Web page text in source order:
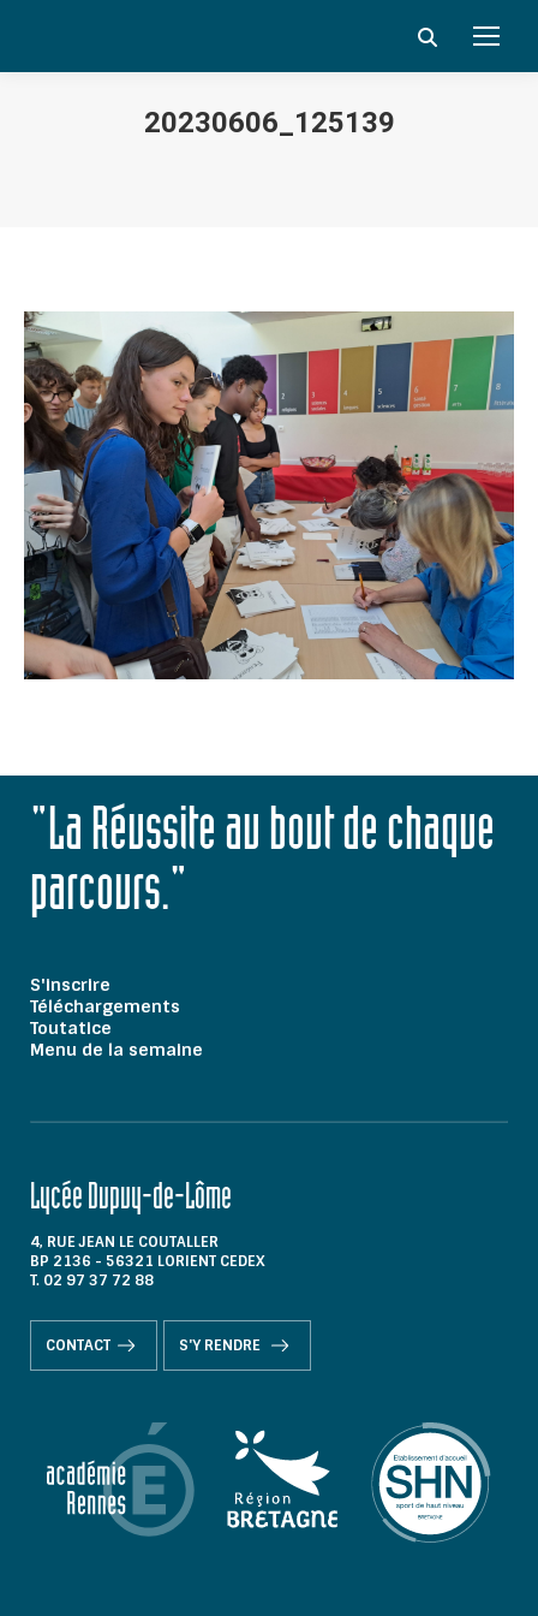
Search:
20230606_125139
"La Réussite au bout de chaque
parcours."
S'inscrire
Téléchargements
Toutatice
Menu de la semaine
Lycée Dupuy-de-Lôme
4, RUE JEAN LE COUTALLER
BP 2136 - 56321 LORIENT CEDEX
T. 02 97 37 72 88
CONTACT S'Y RENDRE